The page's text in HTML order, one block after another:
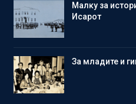
Малку за
Исарот
Зa младите и